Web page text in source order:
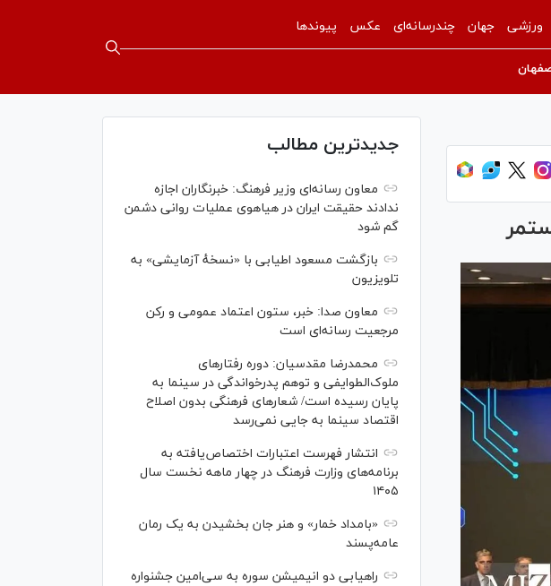
ورزشی جهان چندرسانه‌ای عکس پیوندها
جدیدترین مطالب
معاون رسانه‌ای وزیر فرهنگ: خبرنگاران اجازه
ندادند حقیقت ایران در هیاهوی عملیات روانی دشمن
گم شود
بازگشت مسعود اطیابی با «نسخهٔ آزمایشی» به
تلویزیون
معاون صدا: خبر، ستون اعتماد عمومی و رکن
مرجعیت رسانه‌ای است
محمدرضا مقدسیان: دوره رفتارهای
ملوک‌الطوایفی و توهم پدرخواندگی در سینما به
پایان رسیده است/ شعارهای فرهنگی بدون اصلاح
اقتصاد سینما به جایی نمی‌رسد
انتشار فهرست اعتبارات اختصاص‌یافته به
برنامه‌های وزارت فرهنگ در چهار ماهه نخست سال
۱۴۰۵
«بامداد خمار» و هنر جان بخشیدن به یک رمان
عامه‌پسند
راهیابی دو انیمیشن سوره به سی‌امین جشنواره